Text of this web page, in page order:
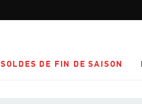
SOLDES DE FIN DE SAISON